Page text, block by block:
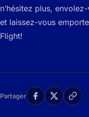
n’hésitez plus,
et laissez-vous
Flight!
Partager